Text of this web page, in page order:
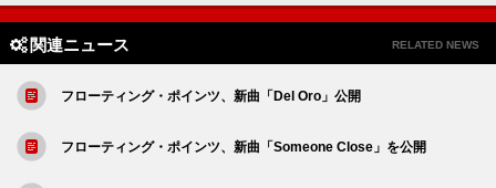
関連ニュース RELATED NEWS
フローティング・ポインツ、新曲「Del Oro」公開
フローティング・ポインツ、新曲「Someone Close」を公開